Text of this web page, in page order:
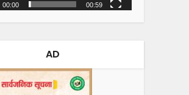
00:00 00:59
AD